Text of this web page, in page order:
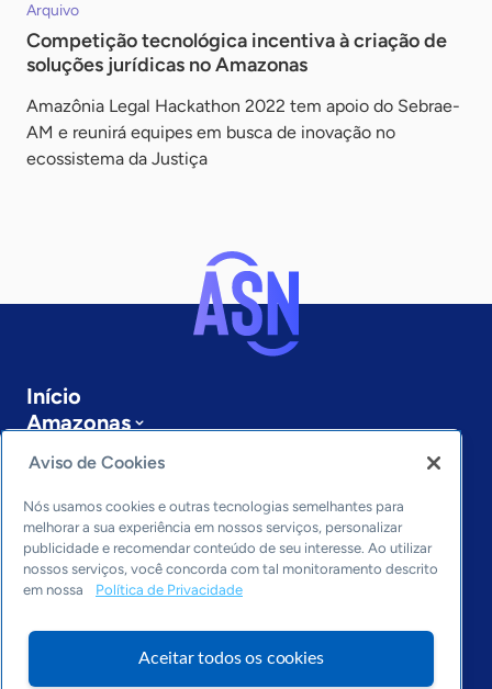
Arquivo
Competição tecnológica incentiva à criação de
soluções jurídicas no Amazonas
Amazônia Legal Hackathon 2022 tem apoio do Sebrae-
AM e reunirá equipes em busca de inovação no
ecossistema da Justiça
Início
Amazonas
Sobre a ASN
Últimas notícias
Entre em contato
Editorias
Economia & Política
Inovação & Tecnologia
Cultura empreendedora
Arquivo
Aviso de Cookies
Nós usamos cookies e outras tecnologias semelhantes para
melhorar a sua experiência em nossos serviços, personalizar
publicidade e recomendar conteúdo de seu interesse. Ao utilizar
nossos serviços, você concorda com tal monitoramento descrito
em nossa
Política de Privacidade
Aceitar todos os cookies